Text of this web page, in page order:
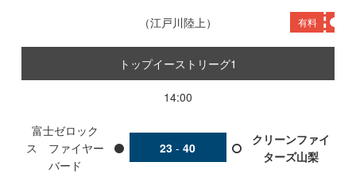
江戸川陸上 有料
トップイーストリーグ1
14:00
富士ゼロック
ス ファイヤー
バード
23 - 40
クリーンファイ
ターズ山梨